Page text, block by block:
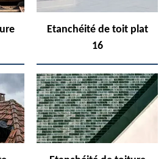
Etanchéité de toit plat
16